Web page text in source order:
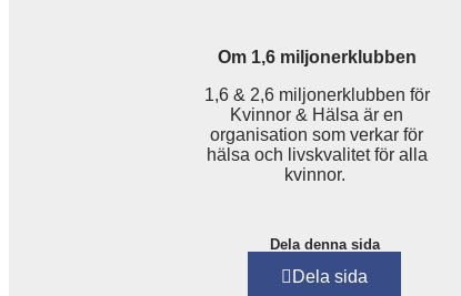
Om 1,6 miljonerklubben
1,6 & 2,6 miljonerklubben för
Kvinnor & Hälsa är en
organisation som verkar för
hälsa och livskvalitet för alla
kvinnor.
Dela denna sida
Dela sida